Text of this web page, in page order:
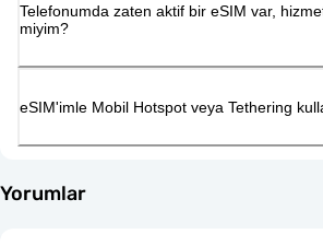
Telefonumda zaten aktif bir eSIM var,
miyim?
eSIM'imle Mobil Hotspot veya Tethering
Yorumlar